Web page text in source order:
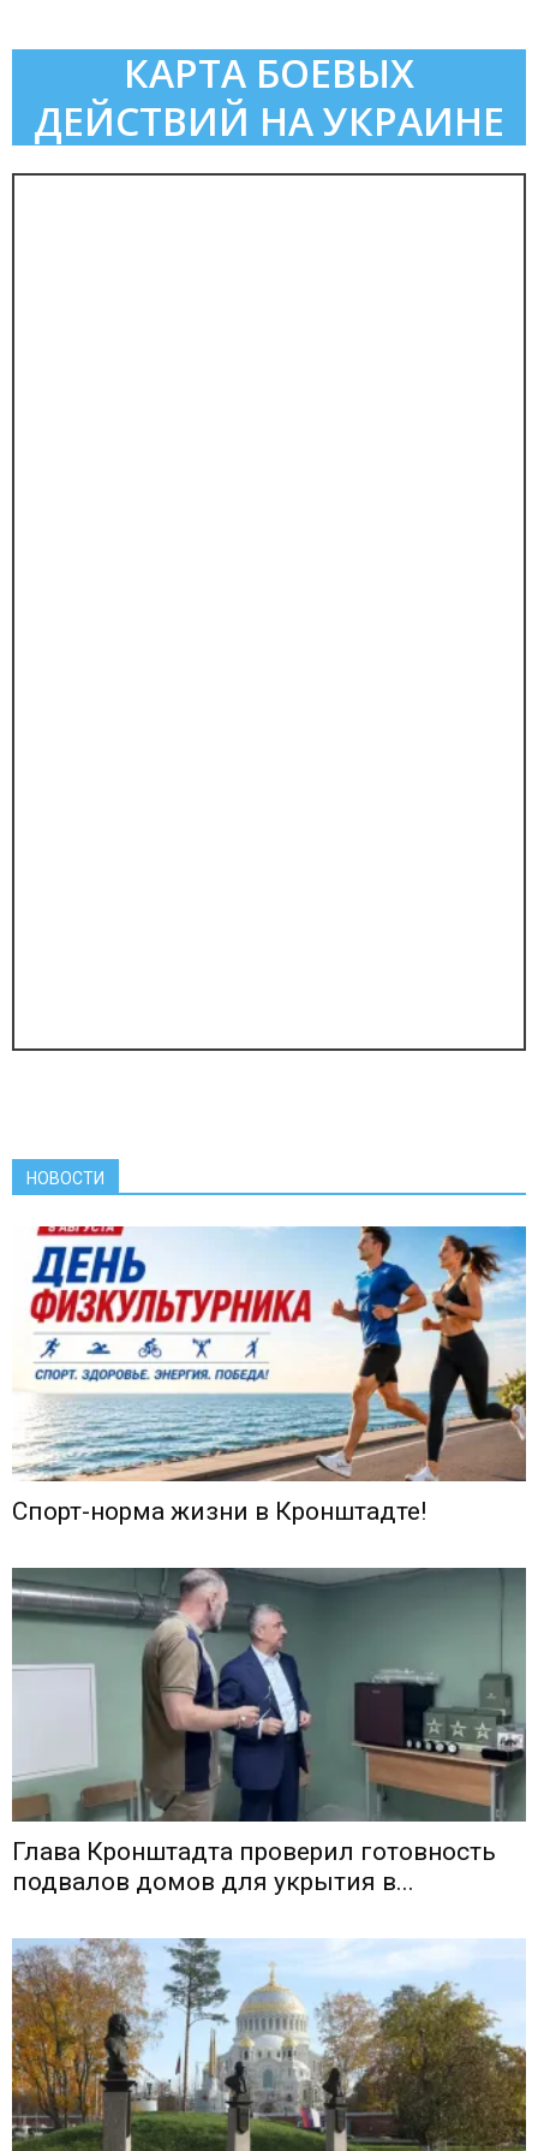
КАРТА БОЕВЫХ
ДЕЙСТВИЙ НА УКРАИНЕ
НОВОСТИ
Спорт-норма жизни в Кронштадте!
Глава Кронштадта проверил готовность
подвалов домов для укрытия в...